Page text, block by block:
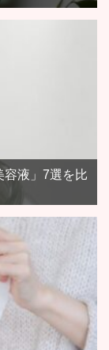
容液」7選を比